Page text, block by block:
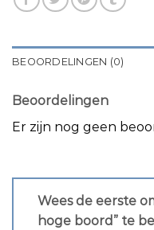
BEOORDELINGEN (0)
Beoordelingen
Er zijn nog geen
Wees de eerste
hoge boord” te